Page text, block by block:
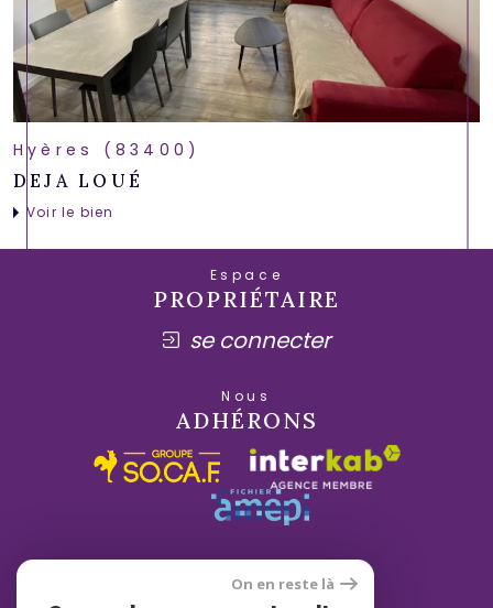
Hyères (83400)
DEJA LOUÉ
Voir le bien
Espace
PROPRIÉTAIRE
se connecter
Nous
ADHÉRONS
On en reste là